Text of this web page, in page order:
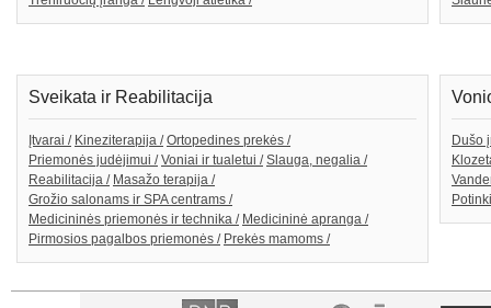
Sveikata ir Reabilitacija
Įtvarai / Kineziterapija / Ortopedines prekės /
Priemonės judėjimui / Voniai ir tualetui / Slauga, negalia /
Reabilitacija / Masažo terapija /
Grožio salonams ir SPA centrams /
Medicininės priemonės ir technika / Medicininė apranga /
Pirmosios pagalbos priemonės / Prekės mamoms /
Dušo